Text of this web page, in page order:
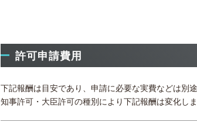
許可申請費用
下記報酬は目安であり、申請に必要な実費などは別途
知事許可・大臣許可の種別により下記報酬は変化し